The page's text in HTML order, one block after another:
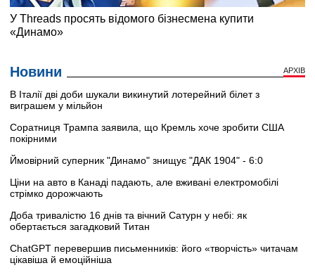
Новини АРХІВ
В Італії дві доби шукали викинутий лотерейний білет з
виграшем у мільйон
Соратниця Трампа заявила, що Кремль хоче зробити США
покірними
Ймовірний суперник "Динамо" знищує "ДАК 1904" - 6:0
Ціни на авто в Канаді падають, але вживані електромобілі
стрімко дорожчають
Доба тривалістю 16 днів та вічний Сатурн у небі: як
обертається загадковий Титан
ChatGPT перевершив письменників: його «творчість» читачам
цікавіша й емоційніша